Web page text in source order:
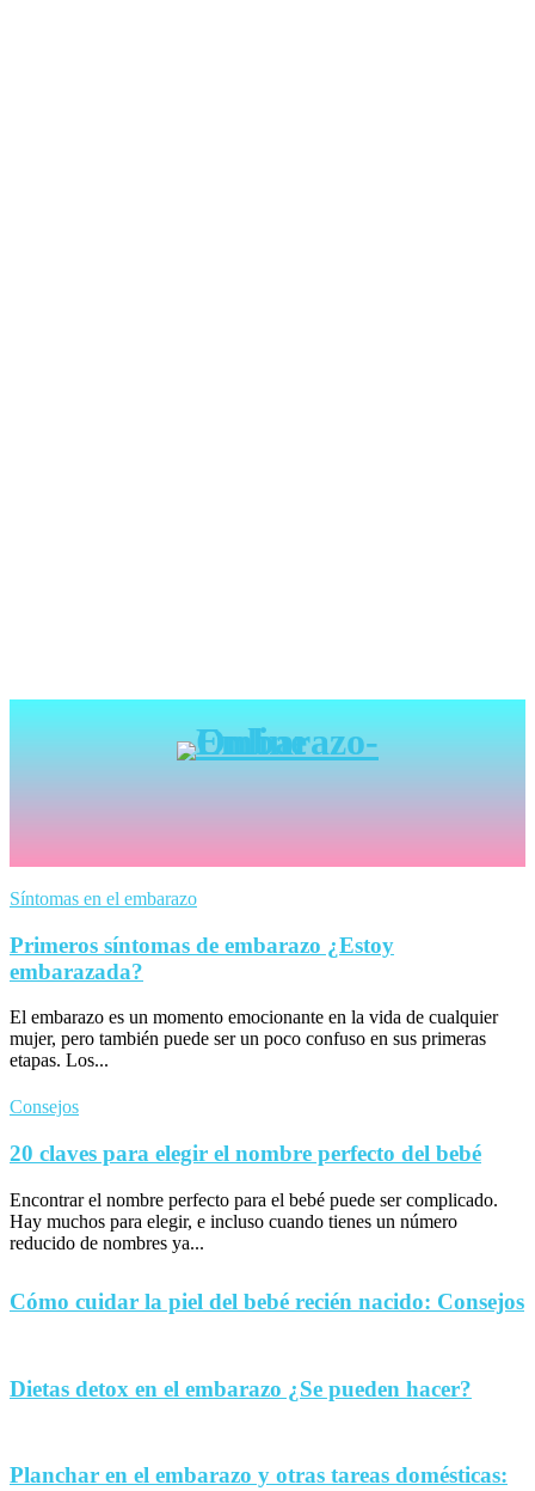
Síntomas en el embarazo
Primeros síntomas de embarazo ¿Estoy
embarazada?
El embarazo es un momento emocionante en la vida de cualquier
mujer, pero también puede ser un poco confuso en sus primeras
etapas. Los...
Consejos
20 claves para elegir el nombre perfecto del bebé
Encontrar el nombre perfecto para el bebé puede ser complicado.
Hay muchos para elegir, e incluso cuando tienes un número
reducido de nombres ya...
Cómo cuidar la piel del bebé recién nacido: Consejos
Dietas detox en el embarazo ¿Se pueden hacer?
Planchar en el embarazo y otras tareas domésticas: